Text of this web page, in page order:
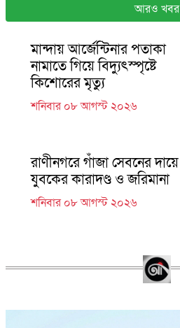
আরও খবর
মান্দায় আর্জেন্টিনার পতাকা
নামাতে গিয়ে বিদ্যুৎস্পৃষ্টে
কিশোরের মৃত্যু
শনিবার ০৮ আগস্ট ২০২৬
রাণীনগরে গাঁজা সেবনের দায়ে
যুবকের কারাদণ্ড ও জরিমানা
শনিবার ০৮ আগস্ট ২০২৬